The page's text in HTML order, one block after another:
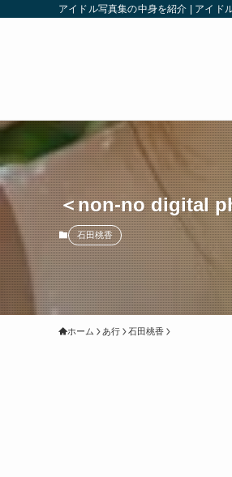
アイドル写真集の中身を紹介 | アイド
＜non-no digital
石田桃香
ホーム あ行 石田桃香